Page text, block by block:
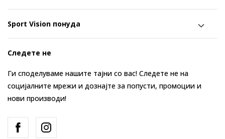
Sport Vision понуда
Следете не
Ги споделуваме нашите тајни со вас! Следете не на
социјалните мрежи и дознајте за попусти, промоции и
нови производи!